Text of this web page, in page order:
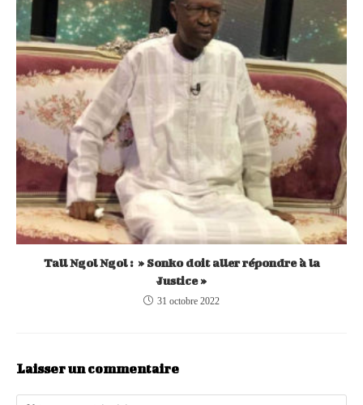
Tall Ngol Ngol : » Sonko doit aller répondre à la
Justice »
31 octobre 2022
Laisser un commentaire